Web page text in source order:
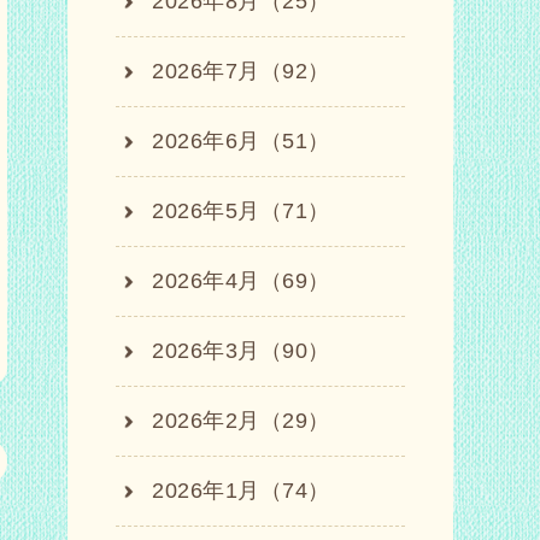
2026年7月（92）
2026年6月（51）
2026年5月（71）
2026年4月（69）
2026年3月（90）
2026年2月（29）
2026年1月（74）